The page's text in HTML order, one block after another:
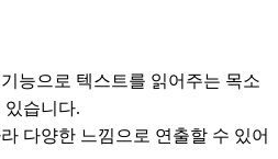
능으로 텍스트를 읽어주는 목소
있습니다.
다양한 느낌으로 연출할 수 있어